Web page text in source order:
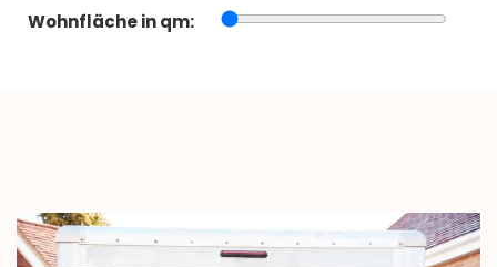
Wohnfläche in qm: